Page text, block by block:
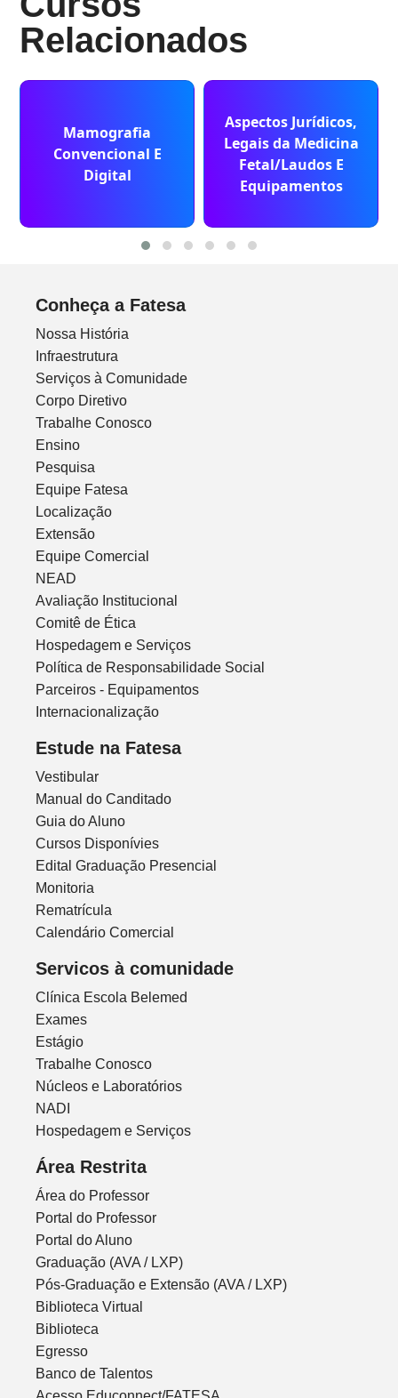
Relacionados
Mamografia
Convencional E
Digital
Aspectos Jurídicos,
Legais da Medicina
Fetal/Laudos E
Equipamentos
Conheça a Fatesa
Nossa História
Infraestrutura
Serviços à Comunidade
Corpo Diretivo
Trabalhe Conosco
Ensino
Pesquisa
Equipe Fatesa
Localização
Extensão
Equipe Comercial
NEAD
Avaliação Institucional
Comitê de Ética
Hospedagem e Serviços
Política de Responsabilidade Social
Parceiros - Equipamentos
Internacionalização
Estude na Fatesa
Vestibular
Manual do Canditado
Guia do Aluno
Cursos Disponívies
Edital Graduação Presencial
Monitoria
Rematrícula
Calendário Comercial
Servicos à comunidade
Clínica Escola Belemed
Exames
Estágio
Trabalhe Conosco
Núcleos e Laboratórios
NADI
Hospedagem e Serviços
Área Restrita
Área do Professor
Portal do Professor
Portal do Aluno
Graduação (AVA / LXP)
Pós-Graduação e Extensão (AVA / LXP)
Biblioteca Virtual
Biblioteca
Egresso
Banco de Talentos